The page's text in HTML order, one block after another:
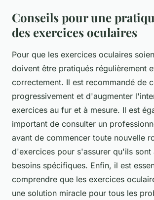
Conseils pour une
des exercices oculaires
Pour que les exercices oculaires
doivent être pratiqués régulièrement
correctement. Il est recommandé de
progressivement et d'augmenter
exercices au fur et à mesure. Il est
important de consulter un
avant de commencer toute nouvelle
d'exercices pour s'assurer qu'ils sont
besoins spécifiques. Enfin, il est
comprendre que les exercices
une solution miracle pour tous les